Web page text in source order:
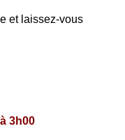
et laissez-vous
3h00